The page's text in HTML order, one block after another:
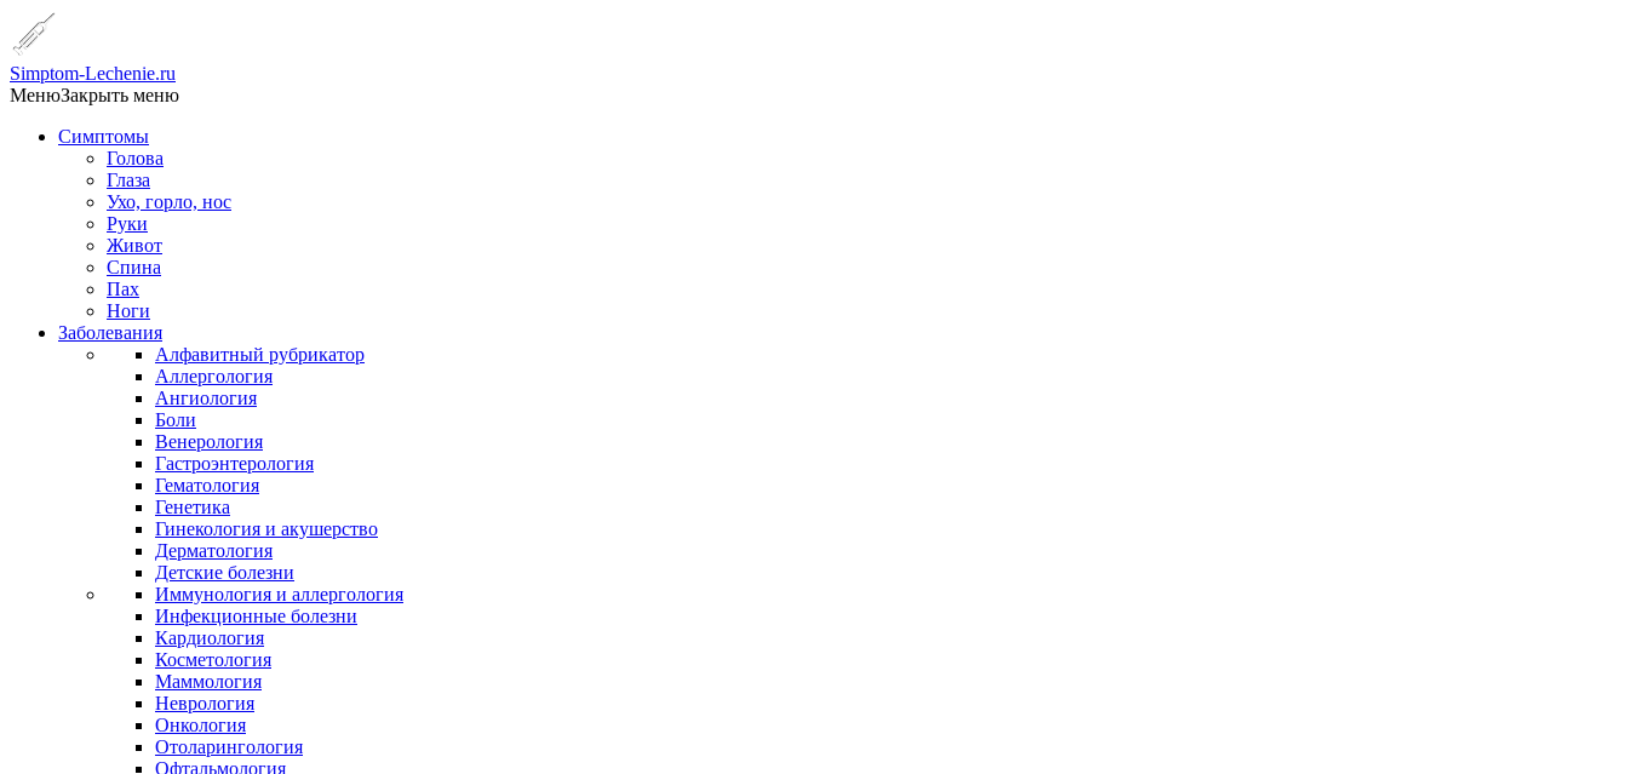
Simptom-Lechenie.ru
МенюЗакрыть меню
Симптомы
Голова
Глаза
Ухо, горло, нос
Руки
Живот
Спина
Пах
Ноги
Заболевания
Алфавитный рубрикатор
Аллергология
Ангиология
Боли
Венерология
Гастроэнтерология
Гематология
Генетика
Гинекология и акушерство
Дерматология
Детские болезни
Иммунология и аллергология
Инфекционные болезни
Кардиология
Косметология
Маммология
Неврология
Онкология
Отоларингология
Офтальмология